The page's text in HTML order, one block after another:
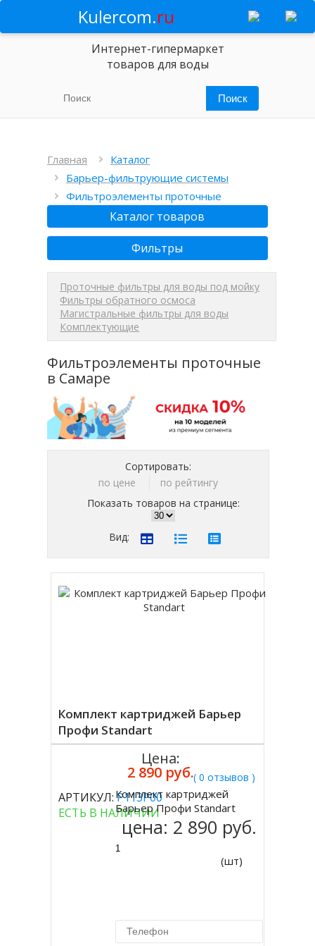
Kulercom.ru
Интернет-гипермаркет
товаров для воды
Главная
Каталог
Барьер-фильтрующие системы
Фильтроэлементы проточные
Каталог товаров
Фильтры
Проточные фильтры для воды под мойку
Фильтры обратного осмоса
Магистральные фильтры для воды
Комплектующие
Фильтроэлементы проточные
в Самаре
Сортировать:
по цене
по рейтингу
Показать товаров на странице:
Вид:
Комплект картриджей Барьер
Профи Standart
( 0 отзывов )
АРТИКУЛ:Р113Р00
ЕСТЬ В НАЛИЧИИ
Цена:
2 890 руб.
Купить
Комплект картриджей
Барьер Профи Standart
цена: 2 890 руб.
(шт)